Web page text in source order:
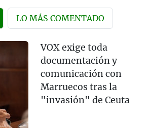
LO MÁS COMENTADO
VOX exige toda
documentación y
comunicación con
Marruecos tras la
"invasión" de Ceuta